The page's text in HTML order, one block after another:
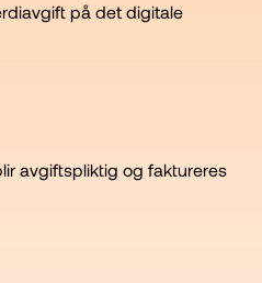
på det digitale
avgiftspliktig og faktureres